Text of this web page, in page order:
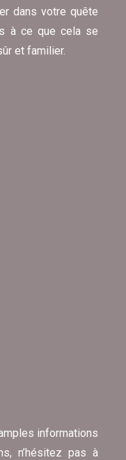
dans votre quête
à ce que cela se
et familier.
informations
n’hésitez pas à